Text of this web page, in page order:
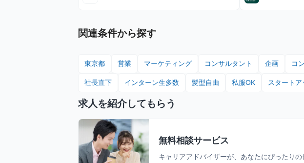
関連条件から探す
東京都 営業 マーケティング コンサルタント 企画 コ
社長直下 インターン生多数 髪型自由 私服OK スタートア
求人を紹介してもらう
無料相談サービス
キャリアアドバイザーが、あなたにぴったりの